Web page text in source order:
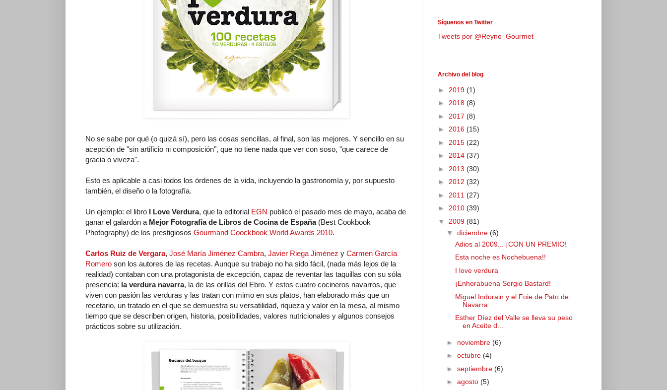
No se sabe por qué (o quizá sí), pero las cosas sencillas, al final, son las mejores. Y sencillo en su
acepción de "sin artificio ni composición", que no tiene nada que ver con soso, "que carece de
gracia o viveza".
Esto es aplicable a casi todos los órdenes de la vida, incluyendo la gastronomía y, por supuesto
también, el diseño o la fotografía.
Un ejemplo: el libro I Love Verdura, que la editorial EGN publicó el pasado mes de mayo, acaba de
ganar el galardón a Mejor Fotografía de Libros de Cocina de España(Best Cookbook
Photography) de los prestigiosos Gourmand Coockbook World Awards 2010.
Carlos Ruiz de Vergara, José María Jiménez Cambra, Javier Riega Jiménez y Carmen García
Romero son los autores de las recetas. Aunque su trabajo no ha sido fácil, (nada más lejos de la
realidad) contaban con una protagonista de excepción, capaz de reventar las taquillas con su sóla
presencia: la verdura navarra, la de las orillas del Ebro. Y estos cuatro cocineros navarros, que
viven con pasión las verduras y las tratan con mimo en sus platos, han elaborado más que un
recetario, un tratado en el que se demuestra su versatilidad, riqueza y valor en la mesa, al mismo
tiempo que se describen origen, historia, posibilidades, valores nutricionales y algunos consejos
prácticos sobre su utilización.
Síguenos en Twitter
Tweets por @Reyno_Gourmet
Archivo del blog
► 2019 (1)
► 2018 (8)
► 2017 (8)
► 2016 (15)
► 2015 (22)
► 2014 (37)
► 2013 (30)
► 2012 (32)
► 2011 (27)
► 2010 (39)
▼ 2009 (81)
▼ diciembre (6)
Adios al 2009... ¡CON UN PREMIO!
Esta noche es Nochebuena!!
I love verdura
¡Enhorabuena Sergio Bastard!
Miguel Indurain y el Foie de Pato de
Navarra
Esther Díez del Valle se lleva su peso
en Aceite d...
► noviembre (6)
► octubre (4)
► septiembre (6)
► agosto (5)